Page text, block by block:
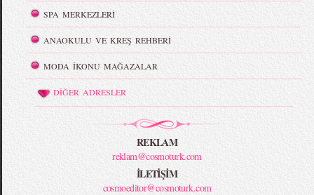
SPA MERKEZLERİ
ANAOKULU VE KREŞ REHBERİ
MODA İKONU MAĞAZALAR
DİĞER ADRESLER
REKLAM
reklam@cosmoturk.com
İLETİŞİM
cosmoeditor@cosmoturk.com